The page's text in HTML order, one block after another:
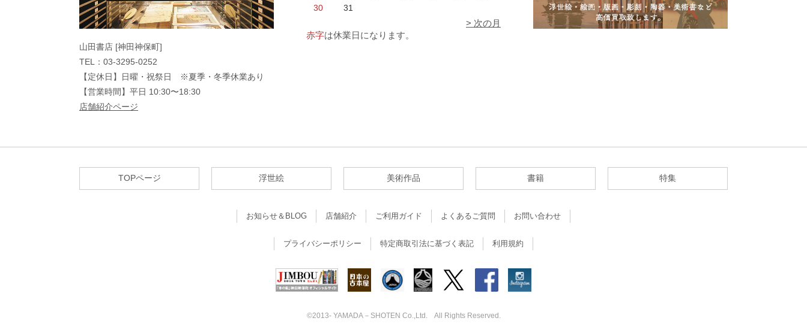
山田書店 [神田神保町]
TEL：03-3295-0252
【定休日】日曜・祝祭日 ※夏季・冬季休業あり
【営業時間】平日 10:30〜18:30
店舗紹介ページ
30
31
> 次の月
赤字は休業日になります。
TOPページ 浮世絵 美術作品 書籍 特集
お知らせ＆BLOG 店舗紹介 ご利用ガイド よくあるご質問 お問い合わせ
プライバシーポリシー 特定商取引法に基づく表記 利用規約
©2013- YAMADA－SHOTEN Co.,Ltd. All Rights Reserved.